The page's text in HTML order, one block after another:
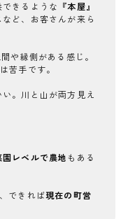
きるような 『本屋』
ど、お客さんが来ら
や縁側がある感じ。
苦手です。
い。川と山が両方見え
園レベルで農地もある
できれば現在の町営